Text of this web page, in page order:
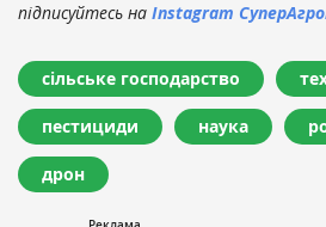
підписуйтесь на Instagram
сільське господарство
пестициди наука
дрон